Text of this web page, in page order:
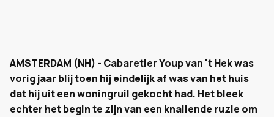
AMSTERDAM (NH) - Cabaretier Youp van 't Hek was
vorig jaar blij toen hij eindelijk af was van het huis
dat hij uit een woningruil gekocht had. Het bleek
echter het begin te zijn van een knallende ruzie om